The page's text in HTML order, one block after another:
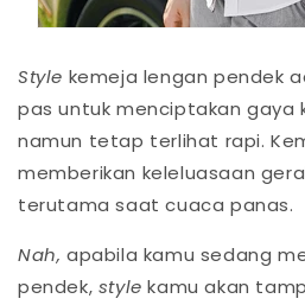
Style kemeja lengan pendek
pas untuk menciptakan gaya
namun tetap terlihat rapi.
memberikan keleluasaan
terutama saat cuaca panas.
Nah, apabila kamu sedang
pendek, stylekamu akan